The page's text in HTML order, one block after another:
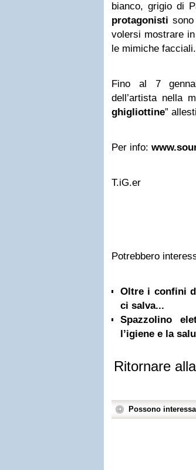
bianco, grigio di
protagonisti
volersi mostrare
le mimiche facciali.
Fino al 7
dell’artista nella
ghigliottine”
Per info:
T.iG.er
Potrebbero
Oltre i confini
ci salva...
Spazzolino
l’igiene e la
Ritornare
Possono